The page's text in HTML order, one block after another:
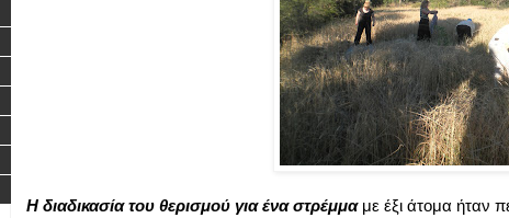
Η διαδικασία του θερισμού για ένα στρέμμαμε έξι άτομα ήταν